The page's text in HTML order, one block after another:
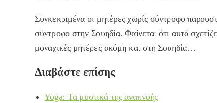
Συγκεκριμένα οι μητέρες χωρίς σύντροφο
σύντροφο στην Σουηδία. Φαίνεται ότι αυτό
μοναχικές μητέρες ακόμη και στη Σουηδία…
Διαβάστε επίσης
Yoga: Τα μυστικά της αναπνοής